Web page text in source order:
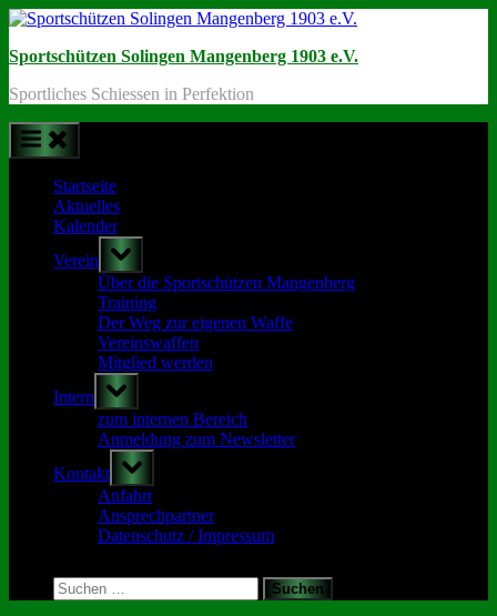
Skip
content
Sportschützen Solingen Mangenberg 1903 e.V.
Sportliches Schiessen in Perfektion
Startseite
Aktuelles
Kalender
Verein
Toggle
sub-
menu
Über die Sportschützen Mangenberg
Training
Der Weg zur eigenen Waffe
Vereinswaffen
Mitglied werden
Intern
Toggle
sub-
menu
zum internen Bereich
Anmeldung zum Newsletter
Kontakt
Toggle
sub-
menu
Anfahrt
Ansprechpartner
Datenschutz / Impressum
search
form
Suchen
nach: